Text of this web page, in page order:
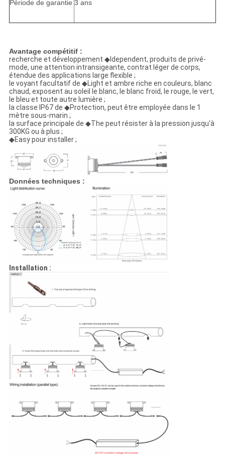
Période de garantie 3 ans
Avantage compétitif :
recherche et développement ◆Idependent, produits de privé-
mode, une attention intransigeante, contrat léger de corps,
étendue des applications large flexible ;
le voyant facultatif de ◆Light et ambre riche en couleurs, blanc
chaud, exposent au soleil le blanc, le blanc froid, le rouge, le vert,
le bleu et toute autre lumière ;
la classe IP67 de ◆Protection, peut être employée dans le 1
mètre sous-marin ;
la surface principale de ◆The peut résister à la pression jusqu'à
300KG ou à plus ;
◆Easy pour installer ;
Données techniques :
Installation :